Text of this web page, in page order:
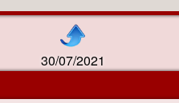
30/07/2021